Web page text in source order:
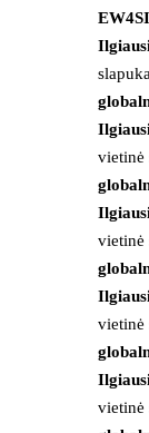
vietinė
vietinė
vietinė
vietinė